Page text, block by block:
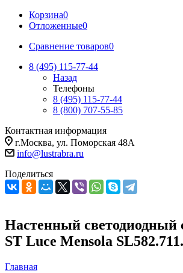
Корзина0
Отложенные0
Сравнение товаров0
8 (495) 115-77-44
Назад
Телефоны
8 (495) 115-77-44
8 (800) 707-55-85
Контактная информация
г.Москва, ул. Поморская 48А
info@lustrabra.ru
Поделиться
Настенный светодиодный
ST Luce Mensola
Главная